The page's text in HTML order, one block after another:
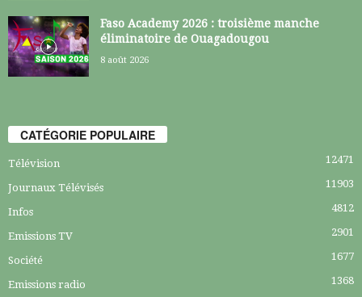
Faso Academy 2026 : troisième manche
éliminatoire de Ouagadougou
8 août 2026
CATÉGORIE POPULAIRE
Télévision 12471
Journaux Télévisés 11903
Infos 4812
Emissions TV 2901
Société 1677
Emissions radio 1368